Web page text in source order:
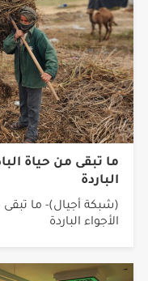
ما تبقى من حياة
الباردة
(شبكة أجيال)- ما
الأجواء الباردة